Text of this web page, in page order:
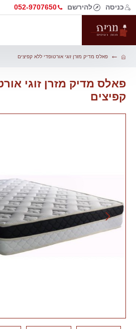
כניסה להירשם 052-9707650
פאלס מדיק מזרן זוגי אורטופדי ללא קפיצים
פאלס מדיק מזרן זוגי
קפיצים